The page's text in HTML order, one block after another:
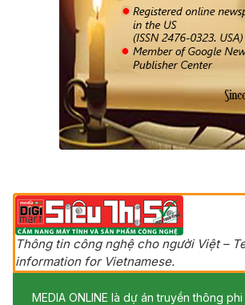
Thông tin công nghệ cho người Việt –
information for Vietnamese.
MEDIA ONLINE là dự án truyền thông